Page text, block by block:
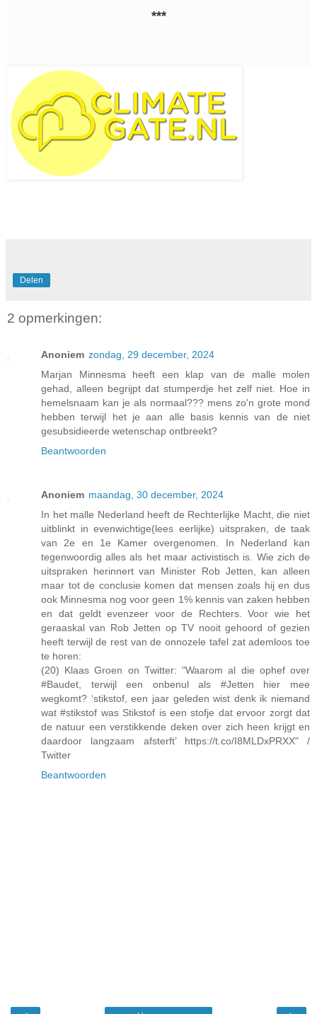
***
Delen
2 opmerkingen:
Anoniem zondag, 29 december, 2024
Marjan Minnesma heeft een klap van de malle molen
gehad, alleen begrijpt dat stumperdje het zelf niet. Hoe in
hemelsnaam kan je als normaal??? mens zo'n grote mond
hebben terwijl het je aan alle basis kennis van de niet
gesubsidieerde wetenschap ontbreekt?
Beantwoorden
Anoniem maandag, 30 december, 2024
In het malle Nederland heeft de Rechterlijke Macht, die niet
uitblinkt in evenwichtige(lees eerlijke) uitspraken, de taak
van 2e en 1e Kamer overgenomen. In Nederland kan
tegenwoordig alles als het maar activistisch is. Wie zich de
uitspraken herinnert van Minister Rob Jetten, kan alleen
maar tot de conclusie komen dat mensen zoals hij en dus
ook Minnesma nog voor geen 1% kennis van zaken hebben
en dat geldt evenzeer voor de Rechters. Voor wie het
geraaskal van Rob Jetten op TV nooit gehoord of gezien
heeft terwijl de rest van de onnozele tafel zat ademloos toe
te horen:
(20) Klaas Groen on Twitter: "Waarom al die ophef over
#Baudet, terwijl een onbenul als #Jetten hier mee
wegkomt? ‘stikstof, een jaar geleden wist denk ik niemand
wat #stikstof was Stikstof is een stofje dat ervoor zorgt dat
de natuur een verstikkende deken over zich heen krijgt en
daardoor langzaam afsterft’ https://t.co/I8MLDxPRXX" /
Twitter
Beantwoorden